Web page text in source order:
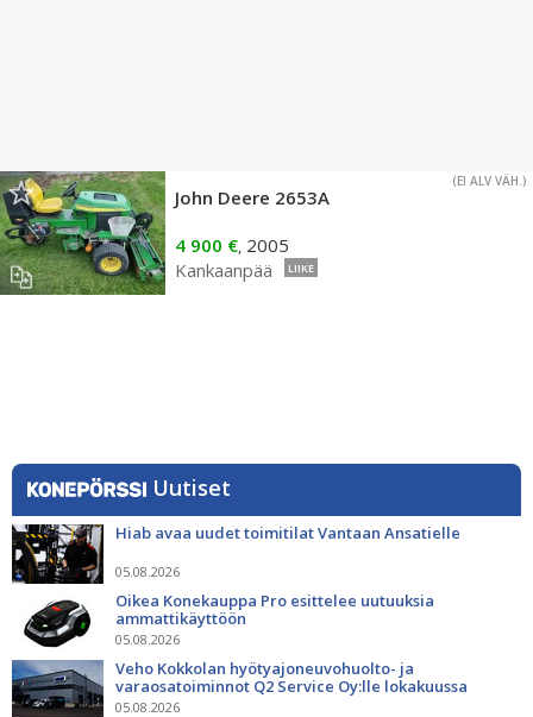
(EI ALV VÄH.)
John Deere 2653A
4 900 €, 2005
Kankaanpää
LIIKE
Uutiset
Hiab avaa uudet toimitilat Vantaan Ansatielle
05.08.2026
Oikea Konekauppa Pro esittelee uutuuksia
ammattikäyttöön
05.08.2026
Veho Kokkolan hyötyajoneuvohuolto- ja
varaosatoiminnot Q2 Service Oy:lle lokakuussa
05.08.2026